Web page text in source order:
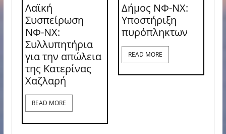
Λαϊκή
Συσπείρωση
ΝΦ-ΝΧ:
Συλλυπητήρια
για την απώλεια
της Κατερίνας
Χαζλαρή
READ MORE
Δήμος ΝΦ-ΝΧ:
Υποστήριξη
πυρόπληκτων
READ MORE